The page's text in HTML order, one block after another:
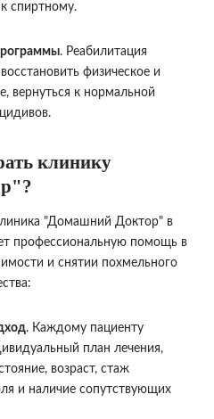
спиртному.
. Реабилитация
физическое и
вернуться к нормальной
клинику
"Домашний Доктор" в
профессиональную помощь в
и снятии похмельного
. Каждому пациенту
план лечения,
возраст, стаж
и наличие сопутствующих